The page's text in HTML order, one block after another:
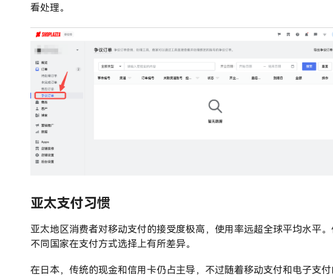
看处理。
亚太支付习惯
亚太地区消费者对移动支付的接受度极高，使用率远超全球平均水平
不同国家在支付方式选择上有所差异。
在日本，传统的现金和信用卡仍占主导，不过随着移动支付和电子支